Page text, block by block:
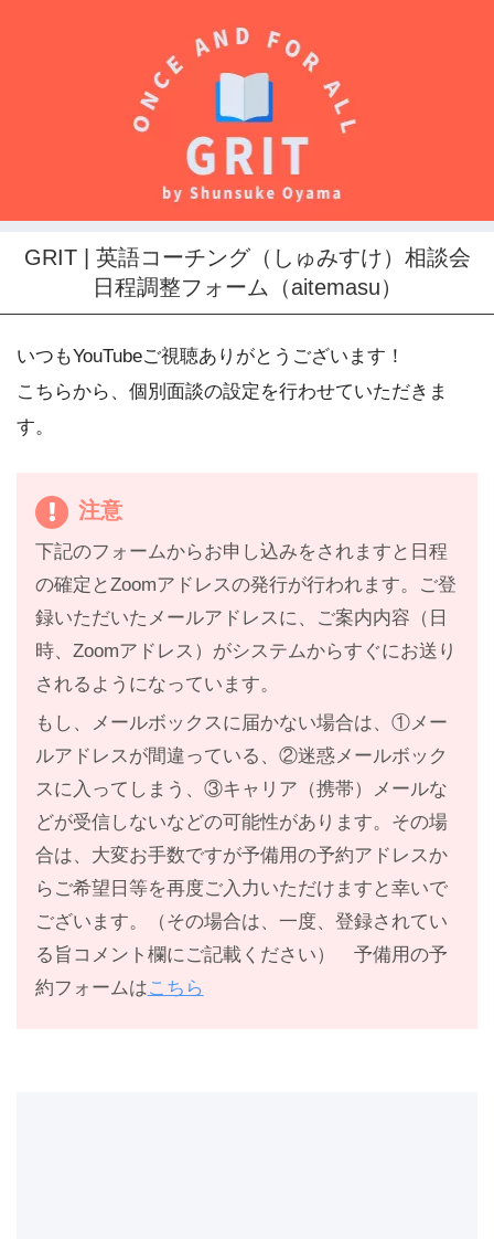
GRIT | 英語コーチング（しゅみすけ）相談会
日程調整フォーム（aitemasu）
いつもYouTubeご視聴ありがとうございます！
こちらから、個別面談の設定を行わせていただきま
す。
注意
下記のフォームからお申し込みをされますと日程
の確定とZoomアドレスの発行が行われます。ご登
録いただいたメールアドレスに、ご案内内容（日
時、Zoomアドレス）がシステムからすぐにお送り
されるようになっています。
もし、メールボックスに届かない場合は、①メー
ルアドレスが間違っている、②迷惑メールボック
スに入ってしまう、③キャリア（携帯）メールな
どが受信しないなどの可能性があります。その場
合は、大変お手数ですが予備用の予約アドレスか
らご希望日等を再度ご入力いただけますと幸いで
ございます。（その場合は、一度、登録されてい
る旨コメント欄にご記載ください） 予備用の予
約フォームはこちら